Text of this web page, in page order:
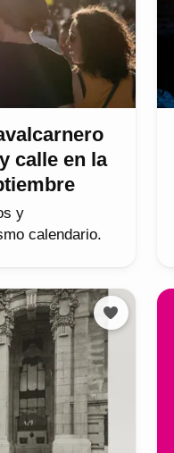
calle en la
y
calendario.